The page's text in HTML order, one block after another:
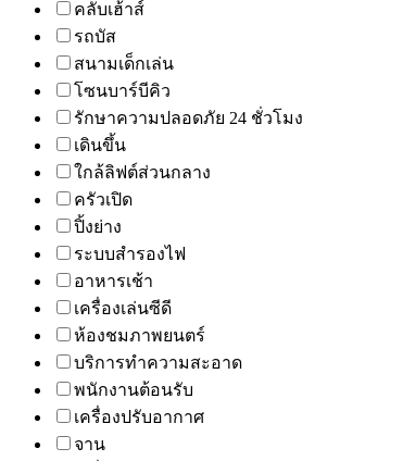
คลับเฮ้าส์
รถบัส
สนามเด็กเล่น
โซนบาร์บีคิว
รักษาความปลอดภัย 24 ชั่วโมง
เดินขึ้น
ใกล้ลิฟต์ส่วนกลาง
ครัวเปิด
ปิ้งย่าง
ระบบสำรองไฟ
อาหารเช้า
เครื่องเล่นซีดี
ห้องชมภาพยนตร์
บริการทำความสะอาด
พนักงานต้อนรับ
เครื่องปรับอากาศ
จาน